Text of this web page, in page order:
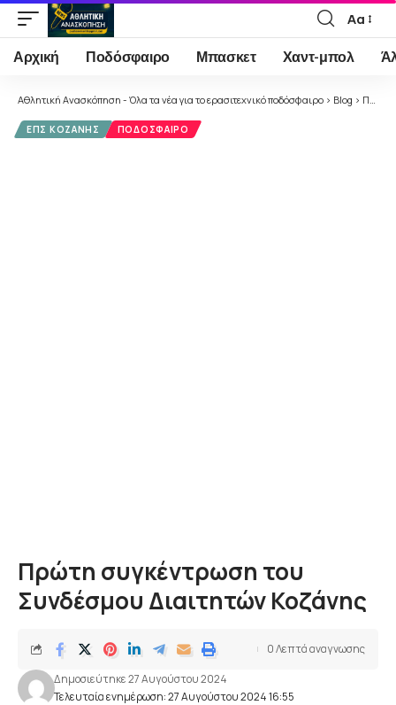
Font
Resizer
Αα
Αρχική Ποδόσφαιρο Μπασκετ Χαντ-μπολ
Αθλητική Ανασκόπηση - Όλα τα νέα για το ερασιτεχνικό ποδόσφαιρο > Blog > Ποδόσφαιρο
ΕΠΣ ΚΟΖΆΝΗΣ ΠΟΔΌΣΦΑΙΡΟ
Πρώτη συγκέντρωση του
Συνδέσμου Διαιτητών Κοζάνης
Τελευταία ενημέρωση: 27 Αυγούστου 2024 16:55
Δημοσιεύτηκε 27 Αυγούστου 2024
0 Λεπτά αναγνωσης